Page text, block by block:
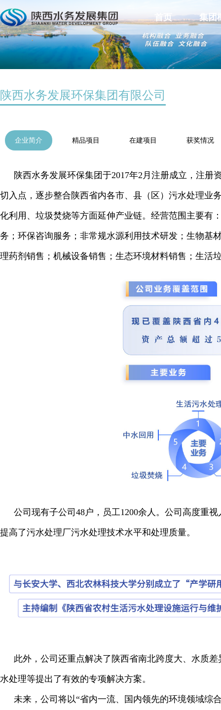
首页 集团
陕西水务发展环保集团有限公司
企业简介 精品项目 在建项目 获奖情况
陕西水务发展环保集团于2017年2月注册成立，注
切入点，逐步整合陕西省内各市、县（区）污水处理业
化利用、垃圾焚烧等方面延伸产业链。经营范围主要有
务；环保咨询服务；非常规水源利用技术研发；生物基
理药剂销售；机械设备销售；生态环境材料销售；生活
公司现有子公司48户，员工1200余人。公司高度重
提高了污水处理厂污水处理技术水平和处理质量。
此外，公司还重点解决了陕西省南北跨度大、水质
水处理等提出了有效的专项解决方案。
未来，公司将以“省内一流、国内领先的环境领域综